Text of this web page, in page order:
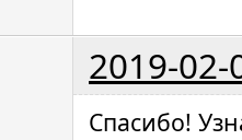
2019-02-
Спасибо!